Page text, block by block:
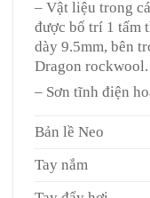
– Vật liệu trong
được bố trí 1 tấm
dày 9.5mm, bên
Dragon rockwool.
– Sơn tĩnh điện
Bản lề Neo
Tay nắm